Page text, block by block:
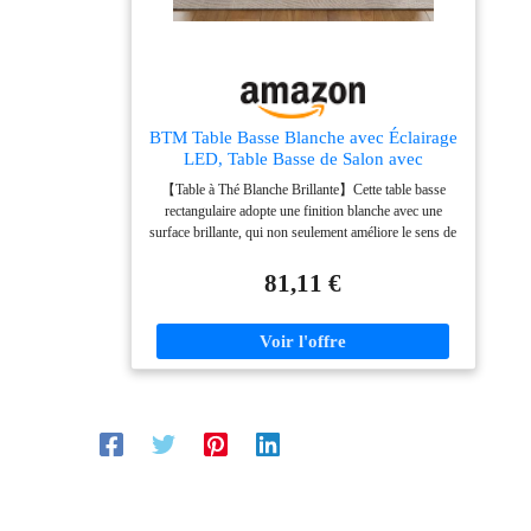
épurées et sa couleur blanche universelle s’adaptent
BTM Table Basse Blanche avec Éclairage
LED, Table Basse de Salon avec
Rangement Ouvert, Table d'Appoint en
Bois, Comptoir en Verre, Design
Moderne, Charge de 30kg,
100x50x35cm
【Table à Thé Blanche Brillante】Cette table basse
rectangulaire adopte une finition blanche avec une
surface brillante, qui non seulement améliore le sens de
simplement la tache avec un chiffon humide et votre
table basse sera à nouveau comme neuve. 【Éclairage
contrôlées par votre téléphone portable, mais également
contrôlées à distance, vous n'avez donc plus à vous
Pratique】 Cette table basse moderne vous offre
81,11 €